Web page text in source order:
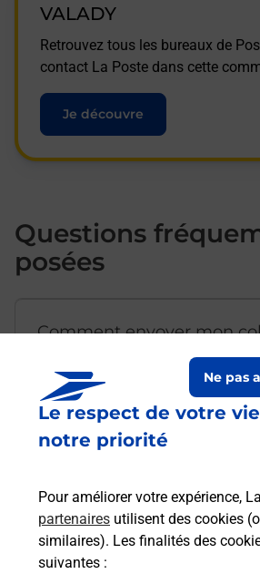
Le respect de votre
notre priorité
Pour améliorer votre expérience,
partenaires utilisent des cookies
similaires). Les finalités des
suivantes :
Ne pas
VALADY
Retrouvez tous les bureaux de
contact La Poste dans cette
Je découvre
Questions
posées
Comment envoyer mon
Est-il possible d’acheter un
emballage directement
Comment demander une
modification de livraison ?